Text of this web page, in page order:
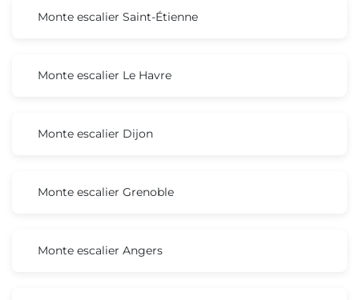
Monte escalier Saint-Étienne
Monte escalier Le Havre
Monte escalier Dijon
Monte escalier Grenoble
Monte escalier Angers